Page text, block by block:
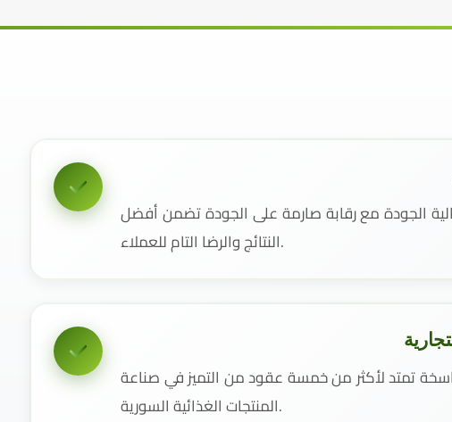
الجودة مع رقابة صارمة على الجودة تضمن أفضل
النتائج والرضا التام للعملاء.
تمتد لأكثر من خمسة عقود من التميز في صناعة
المنتجات الغذائية السورية.